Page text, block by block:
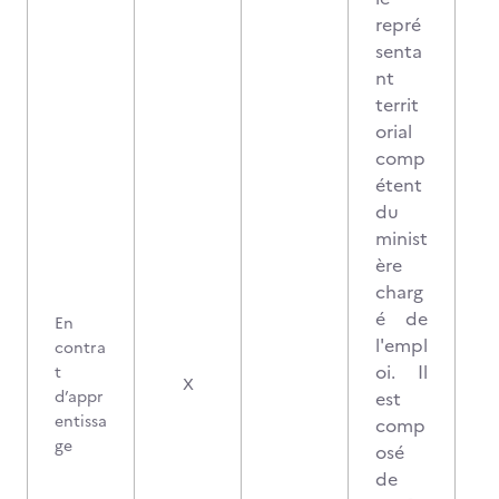
En
contra
t
d’appr
entissa
ge
X
repré
senta
nt
territ
orial
comp
étent
du
minist
ère
charg
é de
l'empl
oi. Il
est
comp
osé
de